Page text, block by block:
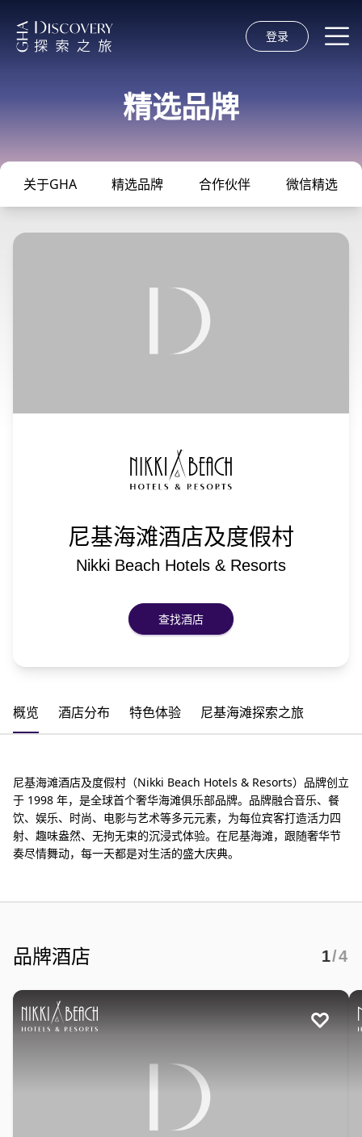
登录
精选品牌
关于GHA 精选品牌 合作伙伴 微信精选
尼基海滩酒店及度假村
Nikki Beach Hotels & Resorts
查找酒店
概览 酒店分布 特色体验 尼基海滩探索之旅
尼基海滩酒店及度假村（Nikki Beach Hotels & Resorts）品牌创立
于 1998 年，是全球首个奢华海滩俱乐部品牌。品牌融合音乐、餐
饮、娱乐、时尚、电影与艺术等多元元素，为每位宾客打造活力四
射、趣味盎然、无拘无束的沉浸式体验。在尼基海滩，跟随奢华节
奏尽情舞动，每一天都是对生活的盛大庆典。
品牌酒店 1/4